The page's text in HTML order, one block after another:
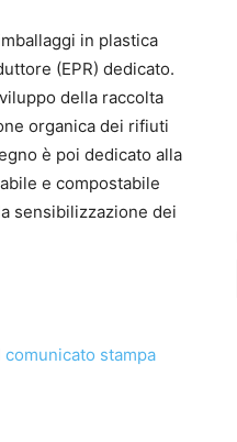
in plastica
(EPR) dedicato.
della raccolta
organica dei rifiuti
è poi dedicato alla
e compostabile
sensibilizzazione dei
comunicato stampa